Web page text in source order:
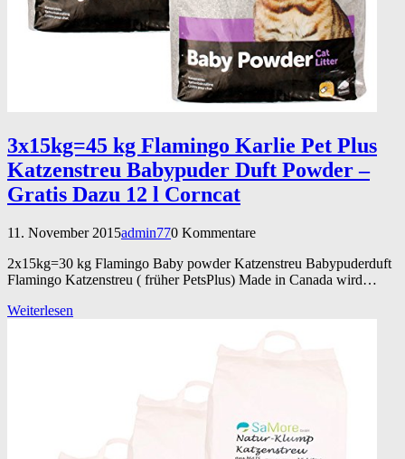
3x15kg=45 kg Flamingo Karlie Pet Plus
Katzenstreu Babypuder Duft Powder –
Gratis Dazu 12 l Corncat
11. November 2015admin770 Kommentare
2x15kg=30 kg Flamingo Baby powder Katzenstreu Babypuderduft
Flamingo Katzenstreu ( früher PetsPlus) Made in Canada wird…
Weiterlesen